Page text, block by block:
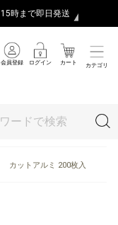
15時まで即日発送
会員登録 ログイン カート カテゴリ
カットアルミ 200枚入